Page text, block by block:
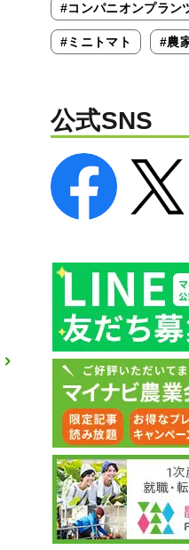
#コンパニオンプラン
#ミニトマト #農
公式SNS